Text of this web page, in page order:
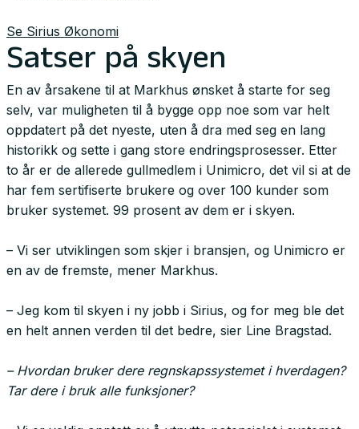
Se Sirius Økonomi
Satser på skyen
En av årsakene til at Markhus ønsket å starte for seg
selv, var muligheten til å bygge opp noe som var helt
oppdatert på det nyeste, uten å dra med seg en lang
historikk og sette i gang store endringsprosesser. Etter
to år er de allerede gullmedlem i Unimicro, det vil si at de
har fem sertifiserte brukere og over 100 kunder som
bruker systemet. 99 prosent av dem er i skyen.
– Vi ser utviklingen som skjer i bransjen, og Unimicro er
en av de fremste, mener Markhus.
– Jeg kom til skyen i ny jobb i Sirius, og for meg ble det
en helt annen verden til det bedre, sier Line Bragstad.
– Hvordan bruker dere regnskapssystemet i hverdagen?
Tar dere i bruk alle funksjoner?